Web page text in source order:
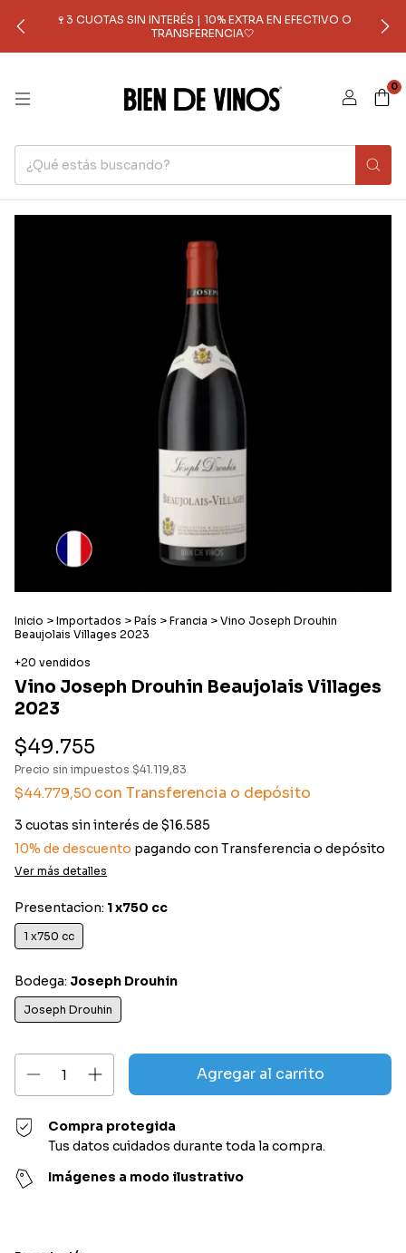
🍷3 CUOTAS SIN INTERÉS | 10% EXTRA EN EFECTIVO O
TRANSFERENCIA🤍
0
Inicio > Importados > País > Francia > Vino Joseph Drouhin
Beaujolais Villages 2023
+20 vendidos
Vino Joseph Drouhin Beaujolais Villages
2023
$49.755
Precio sin impuestos $41.119,83
$44.779,50 con Transferencia o depósito
3 cuotas sin interés de $16.585
10% de descuento pagando con Transferencia o depósito
Ver más detalles
Presentacion: 1 x750 cc
1 x750 cc
Bodega: Joseph Drouhin
Joseph Drouhin
Compra protegida
Tus datos cuidados durante toda la compra.
Imágenes a modo ilustrativo